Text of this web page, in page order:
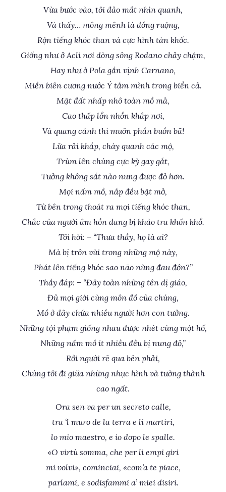
Vừa bước vào, tôi đảo mắt nhìn quanh,
Và thấy… mông mênh là đồng ruộng,
Rộn tiếng khóc than và cực hình tàn khốc.
Giống như ở Acli nơi dòng sông Rodano chảy chậm,
Hay như ở Pola gần vịnh Carnano,
Miền biên cương nước Ý tắm mình trong biển cả.
Mặt đất nhấp nhô toàn mồ mả,
Cao thấp lổn nhổn khắp nơi,
Và quang cảnh thì muôn phần buồn bã!
Lửa rải khắp, cháy quanh các mộ,
Trùm lên chúng cực kỳ gay gắt,
Tưởng không sắt nào nung được đỏ hơn.
Mọi nấm mồ, nắp đều bật mở,
Từ bên trong thoát ra mọi tiếng khóc than,
Chắc của người âm hồn đang bị khảo tra khốn khổ.
Tôi hỏi: – “Thưa thầy, họ là ai?
Mà bị trôn vùi trong những mộ này,
Phát lên tiếng khóc sao não nùng đau đớn?”
Thầy đáp: – “Đây toàn những tên dị giáo,
Đủ mọi giới cùng môn đồ của chúng,
Mồ ở đây chứa nhiều người hơn con tưởng.
Những tội phạm giống nhau được nhét cùng một hố,
Những nấm mồ ít nhiều đều bị nung đỏ,”
Rồi người rẽ qua bên phải,
Chúng tôi đi giữa những nhục hình và tường thành
cao ngất.
Ora sen va per un secreto calle,
tra ‘l muro de la terra e li martìri,
lo mio maestro, e io dopo le spalle.
«O virtù somma, che per li empi giri
mi volvi», cominciai, «com’a te piace,
parlami, e sodisfammi a’ miei disiri.